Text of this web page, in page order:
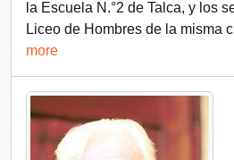
la Escuela N.°2 de Talca, y los
Liceo de Hombres de la misma
more